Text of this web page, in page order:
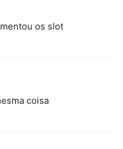
os slot
coisa